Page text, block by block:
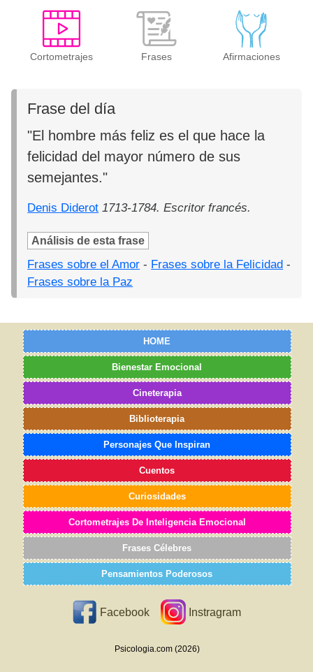
Cortometrajes Frases Afirmaciones
Frase del día
"El hombre más feliz es el que hace la
felicidad del mayor número de sus
semejantes."
Denis Diderot 1713-1784. Escritor francés.
Análisis de esta frase
Frases sobre el Amor - Frases sobre la Felicidad -
Frases sobre la Paz
HOME
Bienestar Emocional
Cineterapia
Biblioterapia
Personajes Que Inspiran
Cuentos
Curiosidades
Cortometrajes De Inteligencia Emocional
Frases Célebres
Pensamientos Poderosos
Facebook Instragram
Psicologia.com (2026)